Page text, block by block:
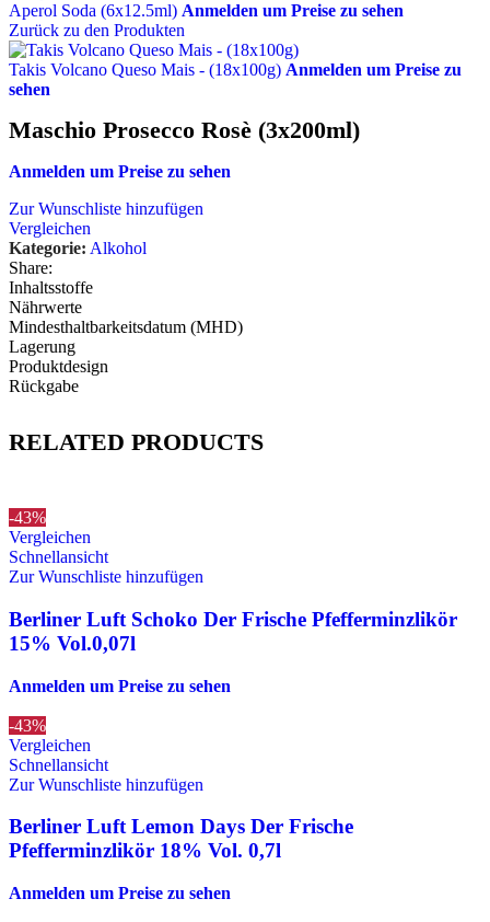
Aperol Soda (6x12.5ml) Anmelden um Preise zu sehen
Zurück zu den Produkten
Takis Volcano Queso Mais - (18x100g) Anmelden um Preise zu
sehen
Maschio Prosecco Rosè (3x200ml)
Anmelden um Preise zu sehen
Zur Wunschliste hinzufügen
Vergleichen
Kategorie: Alkohol
Share:
Inhaltsstoffe
Nährwerte
Mindesthaltbarkeitsdatum (MHD)
Lagerung
Produktdesign
Rückgabe
RELATED PRODUCTS
-43%
Vergleichen
Schnellansicht
Zur Wunschliste hinzufügen
Berliner Luft Schoko Der Frische Pfefferminzlikör
15% Vol.0,07l
Anmelden um Preise zu sehen
-43%
Vergleichen
Schnellansicht
Zur Wunschliste hinzufügen
Berliner Luft Lemon Days Der Frische
Pfefferminzlikör 18% Vol. 0,7l
Anmelden um Preise zu sehen